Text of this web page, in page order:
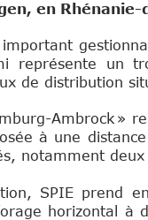
en
représente
de distribution
Ambrock
à une
notamment
SPIE prend
horizontal à